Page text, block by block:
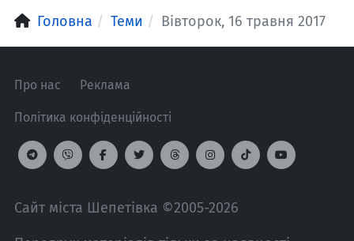
Головна Теми Вівторок, 16 травня 2017
Про нас Реклама
Політика конфіденційності
Сайт міста Шепетівка ©2005-2026